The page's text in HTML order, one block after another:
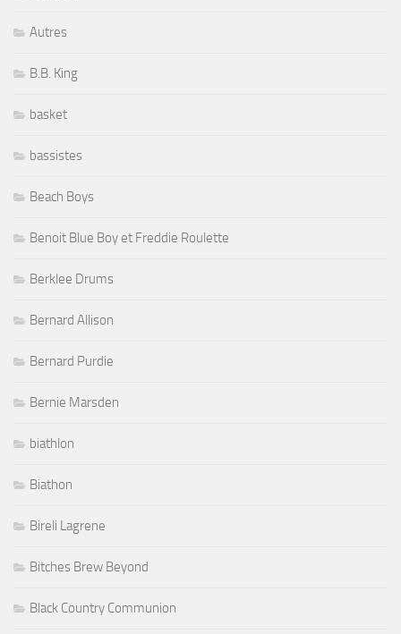
Autres
B.B. King
basket
bassistes
Beach Boys
Benoit Blue Boy et Freddie Roulette
Berklee Drums
Bernard Allison
Bernard Purdie
Bernie Marsden
biathlon
Biathon
Bireli Lagrene
Bitches Brew Beyond
Black Country Communion